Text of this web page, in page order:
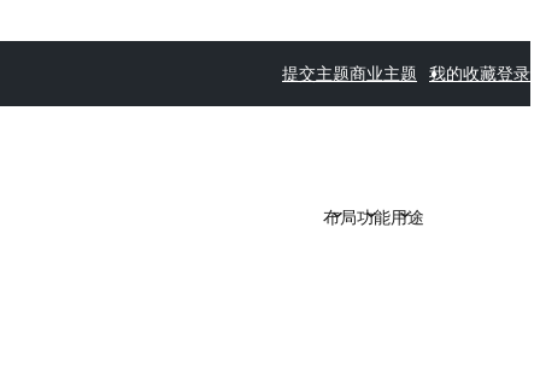
提交主题商业主题 我的收藏登录
布局功能用途